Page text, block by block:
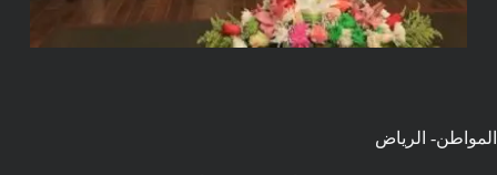
المواطن- الرياض